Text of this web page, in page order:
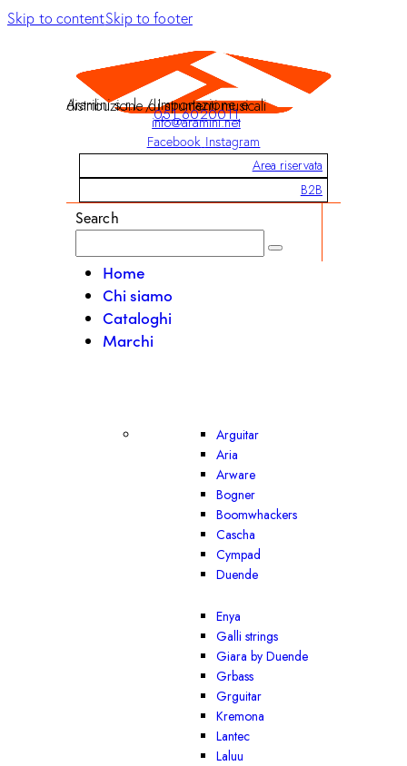
Skip to contentSkip to footer
Aramini s.r.l. / Importazione e distribuzione di strumenti musicali
051 6020011
info@aramini.net
Facebook Instagram
Area riservata
B2B
Search
Home
Chi siamo
Cataloghi
Marchi
Arguitar
Aria
Arware
Bogner
Boomwhackers
Cascha
Cympad
Duende
Enya
Galli strings
Giara by Duende
Grbass
Grguitar
Kremona
Lantec
Laluu